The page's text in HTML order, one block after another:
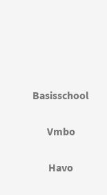
Basisschool
Vmbo
Havo